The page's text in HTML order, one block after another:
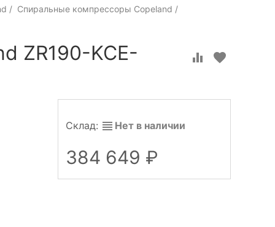
Спиральные компрессоры Copeland
ZR190-KCE-
Склад: Нет в наличии
384 649